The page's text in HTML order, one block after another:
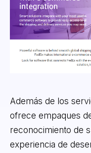
Además de los
ofrece empaques
reconocimiento de
experiencia de